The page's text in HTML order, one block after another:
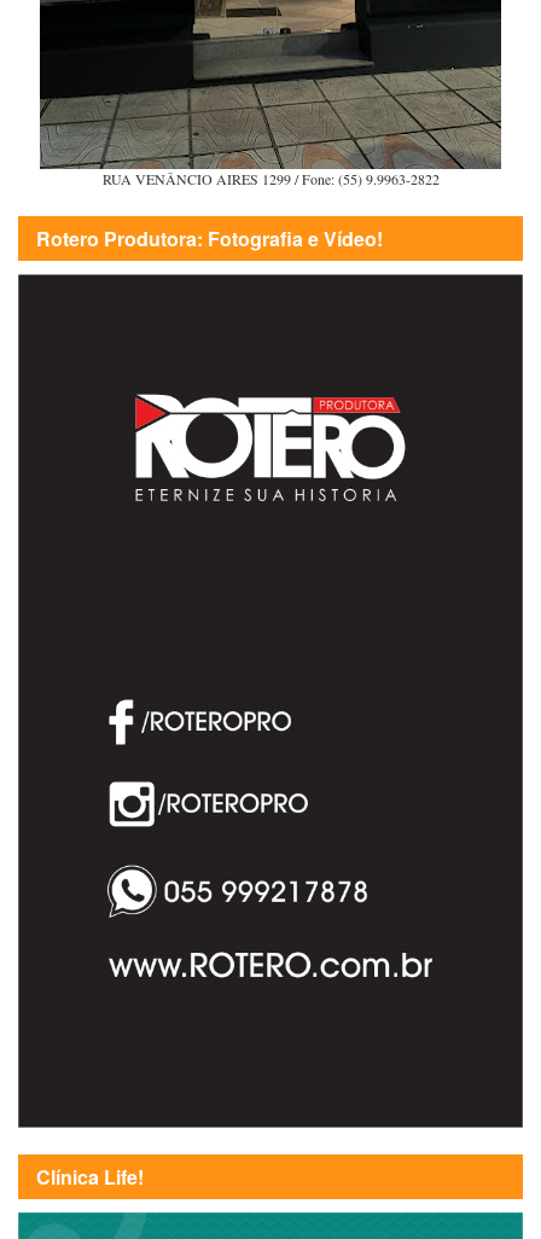
RUA VENÂNCIO AIRES 1299 / Fone: (55) 9.9963-2822
Rotero Produtora: Fotografia e Vídeo!
Clínica Life!